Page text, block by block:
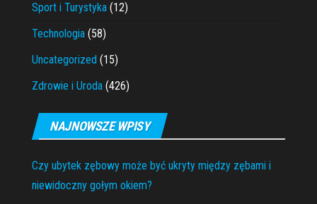
Sport i Turystyka (12)
Technologia (58)
Uncategorized (15)
Zdrowie i Uroda (426)
NAJNOWSZE WPISY
Czy ubytek zębowy może być ukryty między zębami i
niewidoczny gołym okiem?